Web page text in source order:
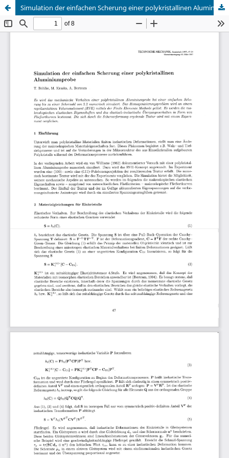
Simulation der einfachen Scherung einer polykristallinen Aluminiumprobe